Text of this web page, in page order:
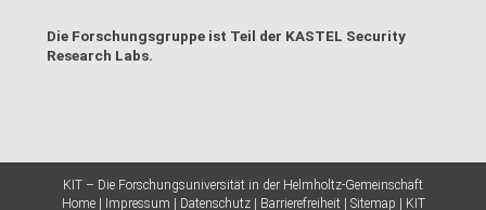
Die Forschungsgruppe ist Teil der KASTEL Security
Research Labs.
KIT – Die Forschungsuniversität in der Helmholtz-Gemeinschaft
Home
Impressum Datenschutz Barrierefreiheit Sitemap KIT